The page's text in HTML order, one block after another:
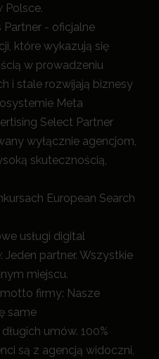
Polsce.
Partner - oficjalne
które wykazują się
w prowadzeniu
i stale rozwijają biznesy
Meta
Select Partner
wyłącznie agencjom,
skutecznością,
European Search
usługi digital
Jeden partner. Wszystkie
miejscu.
firmy: Nasze
same
umów. 100%
są z agencją widoczni,